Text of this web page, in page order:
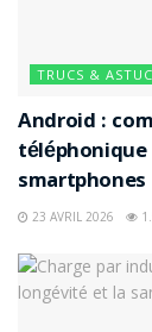
TRUCS &
Android :
23 AVRIL 2026